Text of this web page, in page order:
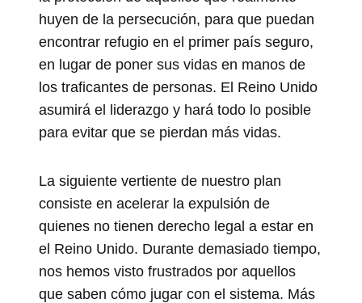
huyen de la persecución, para que puedan
encontrar refugio en el primer país seguro,
en lugar de poner sus vidas en manos de
los traficantes de personas. El Reino Unido
asumirá el liderazgo y hará todo lo posible
para evitar que se pierdan más vidas.
La siguiente vertiente de nuestro plan
consiste en acelerar la expulsión de
quienes no tienen derecho legal a estar en
el Reino Unido. Durante demasiado tiempo,
nos hemos visto frustrados por aquellos
que saben cómo jugar con el sistema. Más